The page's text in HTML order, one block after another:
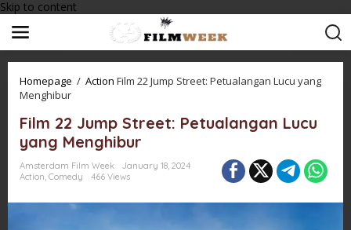
Skip to content
Homepage / Action Film 22 Jump Street: Petualangan Lucu yang
Menghibur
Film 22 Jump Street: Petualangan Lucu
yang Menghibur
Amsterdam Film Week
January 18, 2024
Action, Comedy 466 Views